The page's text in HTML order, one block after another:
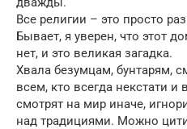
Все религии – это просто
Бывает, я уверен, что этот
нет, и это великая загадка.
Хвала безумцам, бунтарям,
всем, кто всегда некстати
смотрят на мир иначе,
над традициями. Можно